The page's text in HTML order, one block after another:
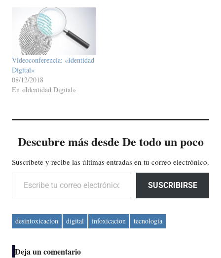
Videoconferencia: «Identidad
Digital»
08/12/2018
En «Identidad Digital»
Descubre más desde De todo un poco
Suscríbete y recibe las últimas entradas en tu correo electrónico.
Escribe tu correo electrónico…
SUSCRIBIRSE
desintoxicacion digital infoxicacion tecnologia
Deja un comentario